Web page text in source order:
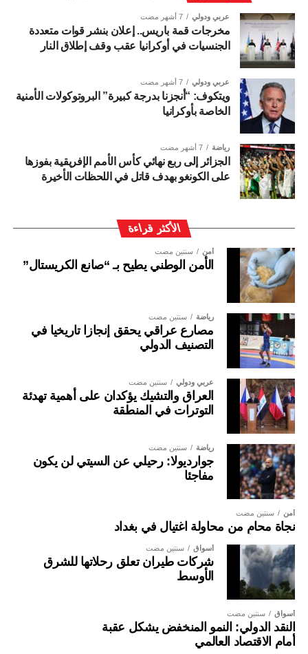
عربي ودولي 7 أشهر مضت
مخرجات قمة باريس.. إعلان بنشر قوات متعددة
الجنسيات في أوكرانيا عقب وقف إطلاق النار
عربي ودولي 7 أشهر مضت
ويتكوف: “أنجزنا بدرجة كبيرة” البروتوكولات الأمنية
الخاصة بأوكرانيا
رياضة 7 أشهر مضت
الجزائر إلى ربع نهائي كأس الأمم الإفريقية بفوزها
على الكونغو بهدف قاتل في اللحظات الأخيرة
الأكثر قراءة
أمن سنتين مضت
الأمن الوطني يطيح بـ “صانع الكريستال”
رياضة سنتين مضت
مصارع عراقي يحقق إنجازا تاريخيا في
التصنيف الدولي
عربي ودولي سنتين مضت
العراق والتشيك يؤكدان على أهمية تهدئة
التوترات في المنطقة
رياضة سنتين مضت
جوارديولا: رحيلي عن السيتي لن يكون
مفاجئا
أمن سنتين مضت
نجاة محامٍ من محاولة اغتيال في بغداد
أسواق سنتين مضت
شركات طيران تعلق رحلاتها للشرق
الأوسط
أسواق سنتين مضت
النقد الدولي: النمو المنخفض يشكل عقبة
أمام الاقتصاد العالمي